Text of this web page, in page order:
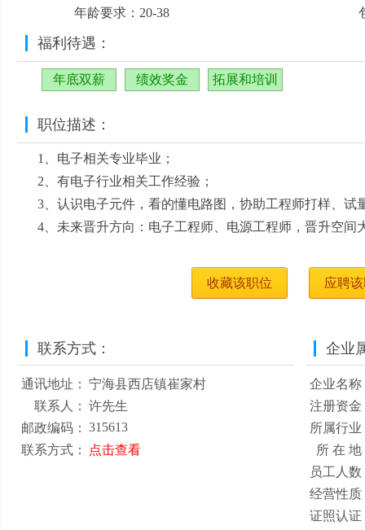
年龄要求：20-38
福利待遇：
年底双薪 绩效奖金 拓展和培训
职位描述：
1、电子相关专业毕业；
2、有电子行业相关工作经验；
3、认识电子元件，看的懂电路图，协助工程师打样、试
4、未来晋升方向：电子工程师、电源工程师，晋升空间
收藏该职位 应聘
联系方式：
通讯地址：
宁海县西店镇崔家村
联系人：
许先生
邮政编码：
315613
联系方式：
点击查看
企业
企业名称
注册资金
所属行业
所 在 地
员工人数
经营性质
证照认证